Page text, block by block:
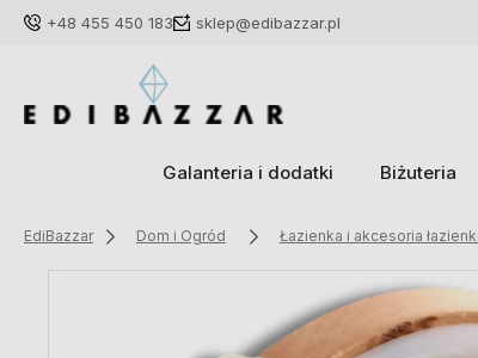
+48 455 450 183 sklep@edibazzar.pl
Galanteria i dodatki Biżuteria
EdiBazzar Dom i Ogród Łazienka i akcesoria